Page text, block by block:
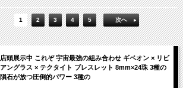
1 2 3 4 5 次へ
店頭展示中 これぞ 宇宙最強の組み合わせ ギベオン × リビ
アングラス × テクタイト ブレスレット 8mm×24珠 3種の
隕石が放つ圧倒的パワー 3種の